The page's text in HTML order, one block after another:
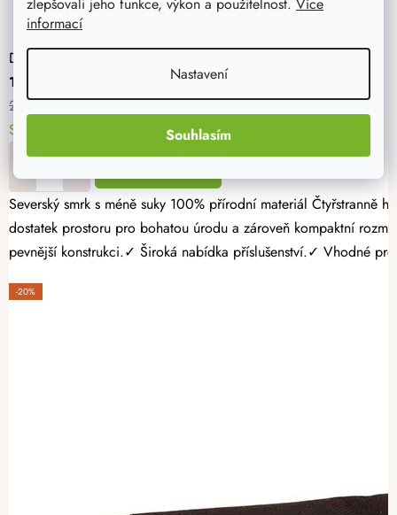
informací
Nastavení
Souhlasím
Dřevěný vyvýšený záhon 120 x 60 x 60 cm
1 672 Kč
2 090 Kč
Skladem > 10 ks
Severský smrk s méně suky 100% přírodní materiál Čtyřstranně hoblovaný masiv Pěstujte vlastní zeleninu, bylinky nebo jahody jednoduše a s radostí. Dřevěný vyvýšený záhon 120 × 60 × 60 cm nabízí
dostatek prostoru pro bohatou úrodu a zároveň kompaktní
pevnější konstrukci.✓ Široká nabídka příslušenství.✓ Vhodné
-20%